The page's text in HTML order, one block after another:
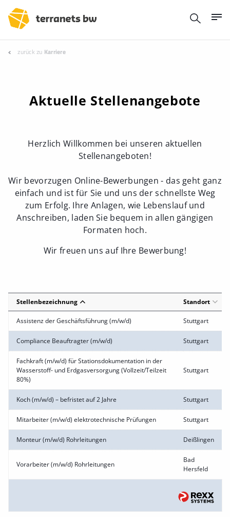
zurück zu Karriere
Aktuelle Stellenangebote
Herzlich Willkommen bei unseren aktuellen
Stellenangeboten!
Wir bevorzugen Online-Bewerbungen - das geht ganz
einfach und ist für Sie und uns der schnellste Weg
zum Erfolg. Ihre Anlagen, wie Lebenslauf und
Anschreiben, laden Sie bequem in allen gängigen
Formaten hoch.
Wir freuen uns auf Ihre Bewerbung!
Stellenbezeichnung Standort
Assistenz der Geschäftsführung (m/w/d) Stuttgart
Compliance Beauftragter (m/w/d) Stuttgart
Fachkraft (m/w/d) für Stationsdokumentation in der
Wasserstoff- und Erdgasversorgung (Vollzeit/Teilzeit
80%)
Stuttgart
Koch (m/w/d) – befristet auf 2 Jahre Stuttgart
Mitarbeiter (m/w/d) elektrotechnische Prüfungen Stuttgart
Monteur (m/w/d) Rohrleitungen Deißlingen
Vorarbeiter (m/w/d) Rohrleitungen
Bad
Hersfeld